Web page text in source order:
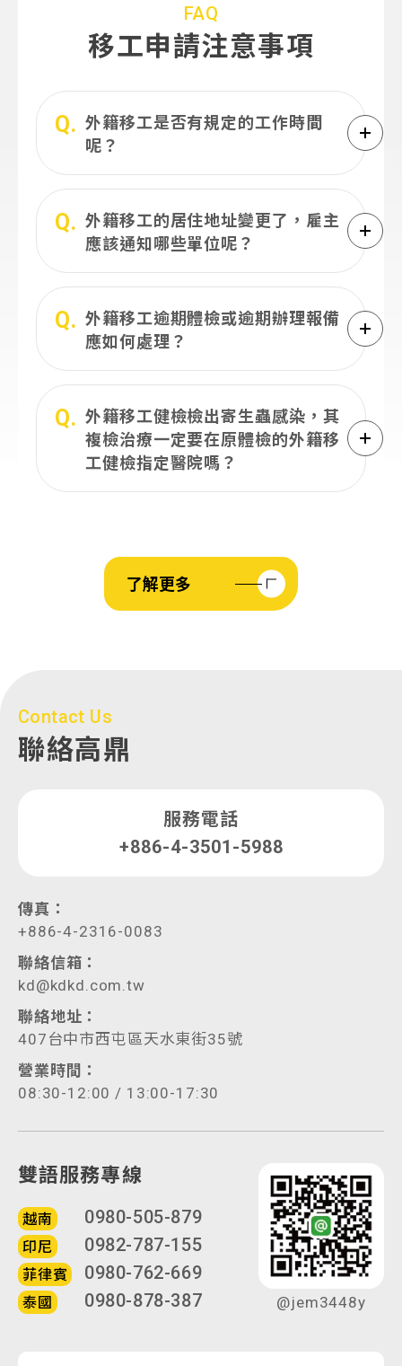
FAQ
移工申請注意事項
Q. 外籍移工是否有規定的工作時間
呢？
Q. 外籍移工的居住地址變更了，雇主
應該通知哪些單位呢？
Q. 外籍移工逾期體檢或逾期辦理報備
應如何處理？
Q. 外籍移工健檢檢出寄生蟲感染，其
複檢治療一定要在原體檢的外籍移
工健檢指定醫院嗎？
了解更多
Contact Us
聯絡高鼎
服務電話
+886-4-3501-5988
傳真：
+886-4-2316-0083
聯絡信箱：
kd@kdkd.com.tw
聯絡地址：
407台中市西屯區天水東街35號
營業時間：
08:30-12:00 / 13:00-17:30
雙語服務專線
越南 0980-505-879
印尼 0982-787-155
菲律賓 0980-762-669
泰國 0980-878-387 @jem3448y